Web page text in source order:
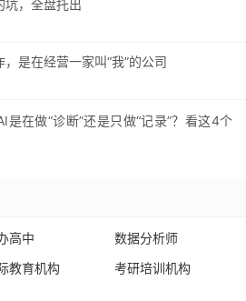
坑，全盘托出
是在经营一家叫“我”的公司
在做“诊断”还是只做“记录”？看这4个
高中
数据分析师
教育机构
考研培训机构